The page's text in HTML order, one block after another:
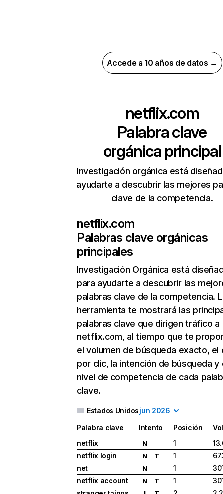
Accede a 10 años de datos →
netflix.com
Palabra clave
orgánica principal
Investigación orgánica está
ayudarte a descubrir las mejores
clave de la competencia.
netflix.com
Palabras clave orgánicas
principales
Investigación Orgánica está
para ayudarte a descubrir las
palabras clave de la competencia.
herramienta te mostrará las
palabras clave que dirigen tráfico a
netflix.com, al tiempo que te
el volumen de búsqueda exacto, el
por clic, la intención de búsqueda y
nivel de competencia de cada
clave.
Estados Unidosjun 2026
Palabra clave Intento Posición
netflix
N 1
netflix login
N T 1
net
N 1
netflix account
N T 1